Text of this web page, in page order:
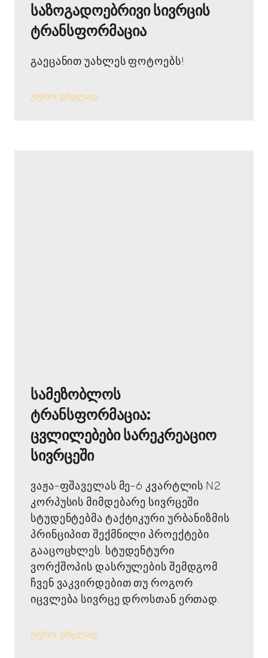
საზოგადოებრივი სივრცის
ტრანსფორმაცია
გაეცანით უახლეს ფოტოებს!
უფრო ვრცლად
სამეზობლოს
ტრანსფორმაცია:
ცვლილებები სარეკრეაციო
სივრცეში
ვაჟა-ფშაველას მე-6 კვარტლის N2
კორპუსის მიმდებარე სივრცეში
სტუდენტებმა ტაქტიკური ურბანიზმის
პრინციპით შექმნილი პროექტები
გააცოცხლეს. სტუდენტური
ვორქშოპის დასრულების შემდგომ
ჩვენ ვაკვირდებით თუ როგორ
იცვლება სივრცე დროსთან ერთად.
უფრო ვრცლად